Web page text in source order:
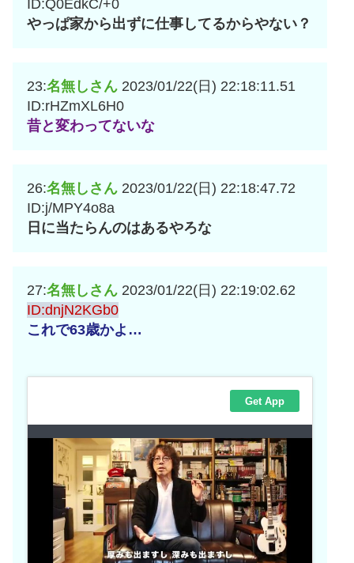
ID:Q0EdkC/+0
やっぱ家から出ずに仕事してるからやない？
23:名無しさん 2023/01/22(日) 22:18:11.51
ID:rHZmXL6H0
昔と変わってないな
26:名無しさん 2023/01/22(日) 22:18:47.72
ID:j/MPY4o8a
日に当たらんのはあるやろな
27:名無しさん 2023/01/22(日) 22:19:02.62
ID:dnjN2KGb0
これで63歳かよ…